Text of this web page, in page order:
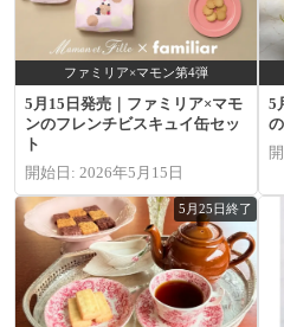
ファミリア×マモン第4弾
5月15日発売｜ファミリア×マモ
ンのフレンチビスキュイ缶セッ
ト
開始日: 2026年5月15日
5
5月25日終了